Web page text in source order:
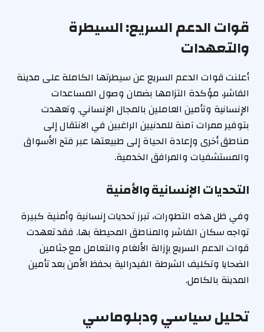
قوات الدعم السريع: السيطرة
والتعهدات
أعلنت قوات الدعم السريع عن سيطرتها الكاملة على مدينة
الفاشر، مؤكدة التزامها بضمان وصول المساعدات
الإنسانية وتأمين العاملين بالمجال الإنساني. وتعهدت
بتوفير ممرات آمنة للمدنيين الراغبين في الانتقال إلى
مناطق أخرى وإعادة الحياة إلى طبيعتها عبر فتح الأسواق
والمستشفيات والمرافق الخدمية.
التحديات الإنسانية والأمنية
وفي ظل هذه التطورات، تبرز تحديات إنسانية وأمنية كبيرة
تواجه سكان الفاشر والمناطق المحيطة بها. فقد تعهدت
قوات الدعم السريع بإزالة الألغام والتعامل مع جثامين
الضحايا وتكليف الشرطة الفيدرالية بحفظ الأمن بعد تأمين
المدينة بالكامل.
تحليل سياسي ودبلوماسي